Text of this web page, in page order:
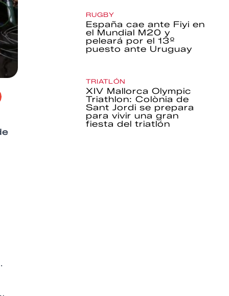
RUGBY
España cae ante Fiyi en
el Mundial M20 y
peleará por el 13º
puesto ante Uruguay
TRIATLÓN
XIV Mallorca Olympic
Triathlon: Colònia de
Sant Jordi se prepara
para vivir una gran
fiesta del triatlón